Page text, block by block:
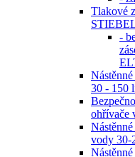
Tlakové
-
30 - 150
ohřívače
vody